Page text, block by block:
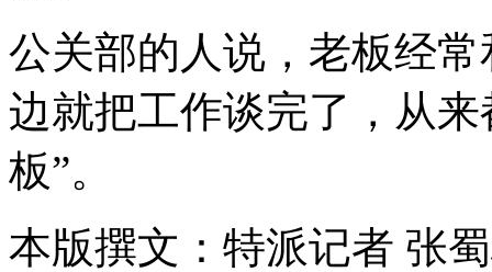
公关部的人说，老板经
边就把工作谈完了，从
板”。
本版撰文：特派记者 张